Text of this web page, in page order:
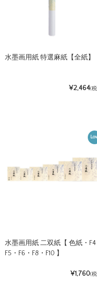
水墨画用紙 特選麻紙【全紙】
¥2,464(
水墨画用紙 二双紙【 色紙・F4
F5・F6・F8・F10 】
¥1,760(